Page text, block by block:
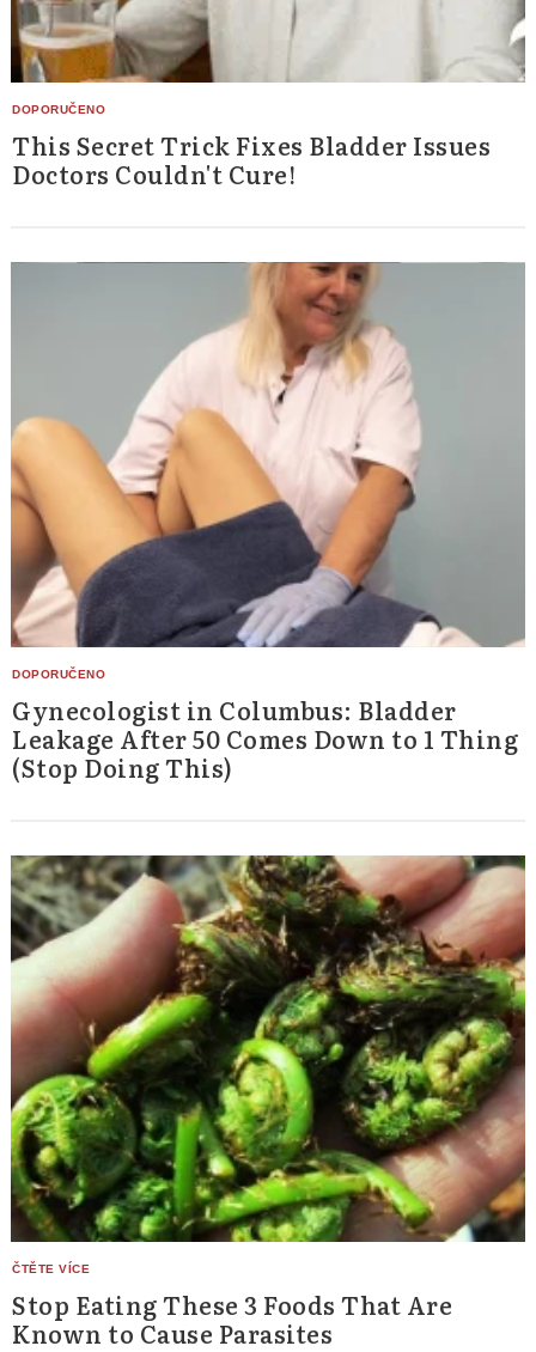
This Secret Trick Fixes Bladder Issues
Doctors Couldn't Cure!
Gynecologist in Columbus: Bladder
Leakage After 50 Comes Down to 1 Thing
(Stop Doing This)
Stop Eating These 3 Foods That Are
Known to Cause Parasites